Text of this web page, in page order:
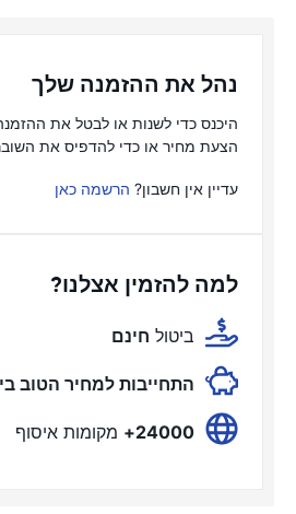
נהל את ההזמנה שלך
היכנס כדי לשנות או לבטל את
הצעת מחיר או כדי להדפיס את
עדיין אין חשבון? הרשמה כאן
למה להזמין אצלנו?
ביטול חינם
התחייבות למחיר הטוב
24000+ מקומות איסוף